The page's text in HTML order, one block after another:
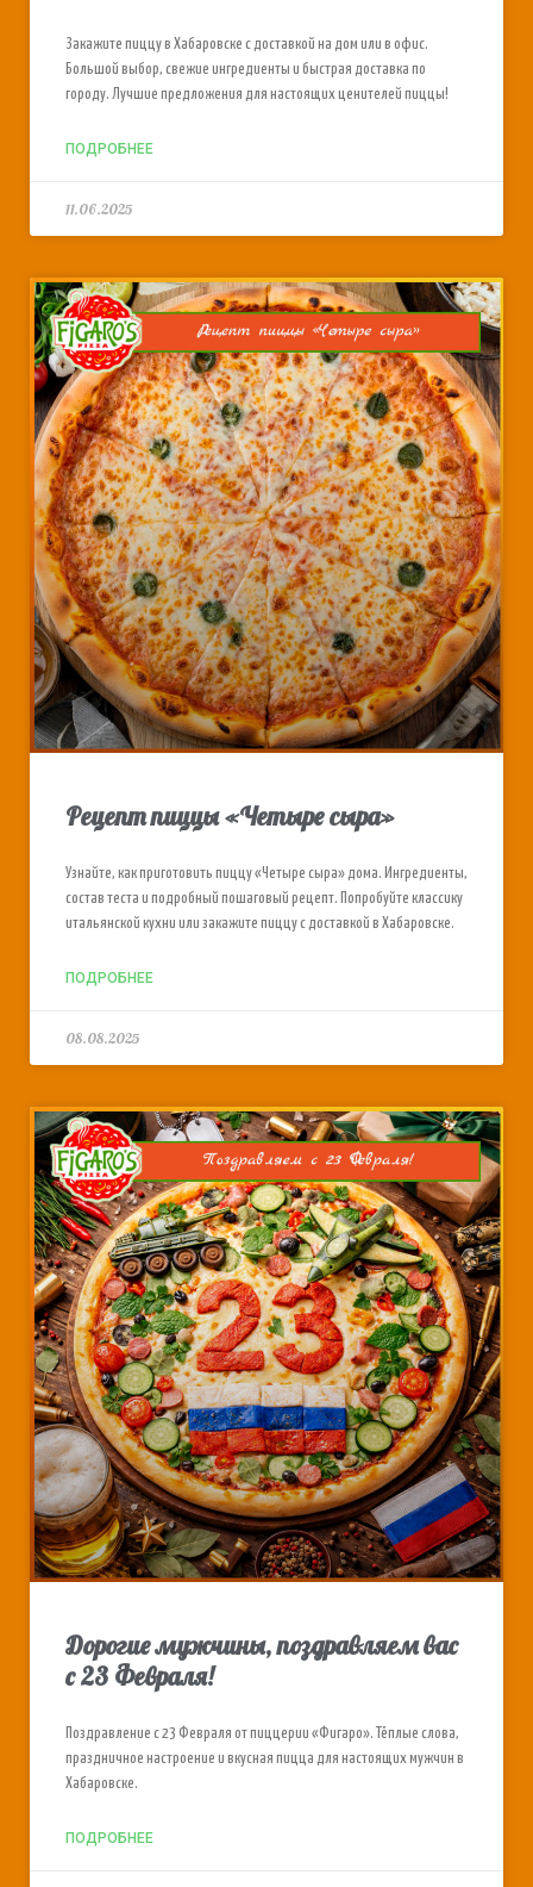
Закажите пиццу в Хабаровске с доставкой на дом или в офис.
Большой выбор, свежие ингредиенты и быстрая доставка по
городу. Лучшие предложения для настоящих ценителей пиццы!
ПОДРОБНЕЕ
11.06.2025
Рецепт пиццы «Четыре сыра»
Узнайте, как приготовить пиццу «Четыре сыра» дома. Ингредиенты,
состав теста и подробный пошаговый рецепт. Попробуйте классику
итальянской кухни или закажите пиццу с доставкой в Хабаровске.
ПОДРОБНЕЕ
08.08.2025
Дорогие мужчины, поздравляем вас
с 23 Февраля!
Поздравление с 23 Февраля от пиццерии «Фигаро». Тёплые слова,
праздничное настроение и вкусная пицца для настоящих мужчин в
Хабаровске.
ПОДРОБНЕЕ